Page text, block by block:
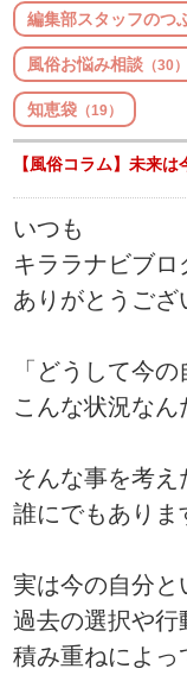
編集部スタッフのつ
風俗お悩み相談 （30）
知恵袋 （19）
【風俗コラム】未来
いつも
キララナビブロ
ありがとうござ
「どうして今の
こんな状況なん
そんな事を考え
誰にでもありま
実は今の自分と
過去の選択や行
積み重ねによっ